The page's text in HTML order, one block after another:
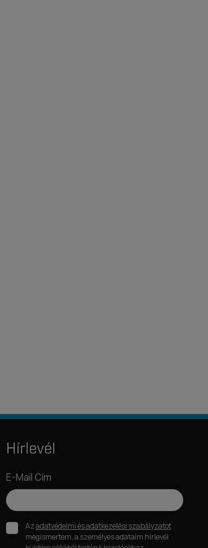
Hírlevél
E-Mail Cím
Azadatvédelmi és adatkezelési szabályzatot
megismertem, a személyes adataim hírlevél